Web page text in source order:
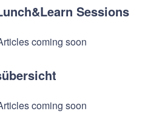
Sessions
coming soon
coming soon